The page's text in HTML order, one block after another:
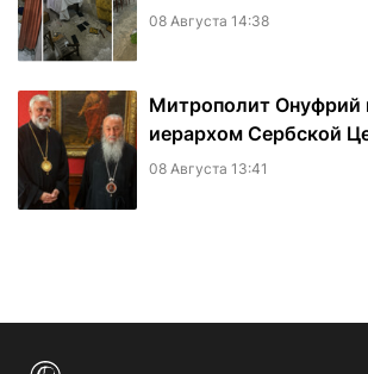
08 Августа 14:38
Митрополит Онуфрий
иерархом Сербской
08 Августа 13:41